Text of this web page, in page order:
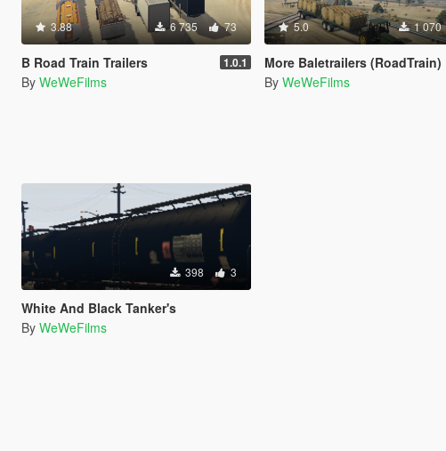
3.88 6 735 73
B Road Train Trailers 1.0.1
By WeWeFilms
5.0 1 070
More Baletrailers (RoadTrain)
By WeWeFilms
398 3
White And Black Tanker's
By WeWeFilms